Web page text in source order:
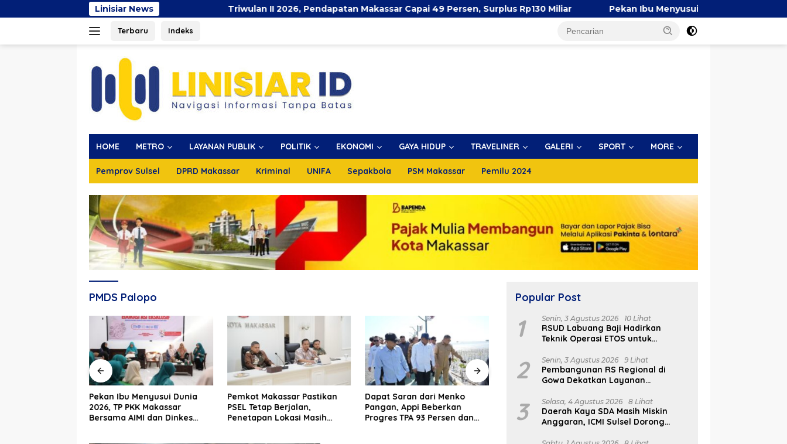
ke
Linisiar News Triwulan II 2026, Pendapatan Makassar Capai 49 Persen, Surplus Rp130 Miliar Pekan Ibu Menyusui Dunia 2026, TP PKK Makassar
Terbaru Indeks
HOME METRO LAYANAN PUBLIK POLITIK EKONOMI GAYA HIDUP TRAVELINER GALERI SPORT MORE
Pemprov Sulsel DPRD Makassar Kriminal UNIFA Sepakbola PSM Makassar Pemilu 2024
PMDS Palopo
Pekan Ibu Menyusui Dunia
2026, TP PKK Makassar
Bersama AIMI dan Dinkes
Pemkot Makassar Pastikan
PSEL Tetap Berjalan,
Penetapan Lokasi Masih
Dapat Saran dari Menko
Pangan, Appi Beberkan
Progres TPA 93 Persen dan
Yayasan Peduli Negeri
Rangkul Anak Muda
Karunrung Sulap Sampah
jadi Cuan
Daerah Kaya SDA Masih
Miskin Anggaran, ICMI Sulsel
Dorong Reformasi Fiskal
Popular Post
1 Senin, 3 Agustus 2026 10 Lihat
RSUD Labuang Baji Hadirkan
Teknik Operasi ETOS untuk
Indikasi Medis
2 Senin, 3 Agustus 2026 9 Lihat
Pembangunan RS Regional di
Gowa Dekatkan Layanan
3 Selasa, 4 Agustus 2026 8 Lihat
Daerah Kaya SDA Masih Miskin
Anggaran, ICMI Sulsel Dorong